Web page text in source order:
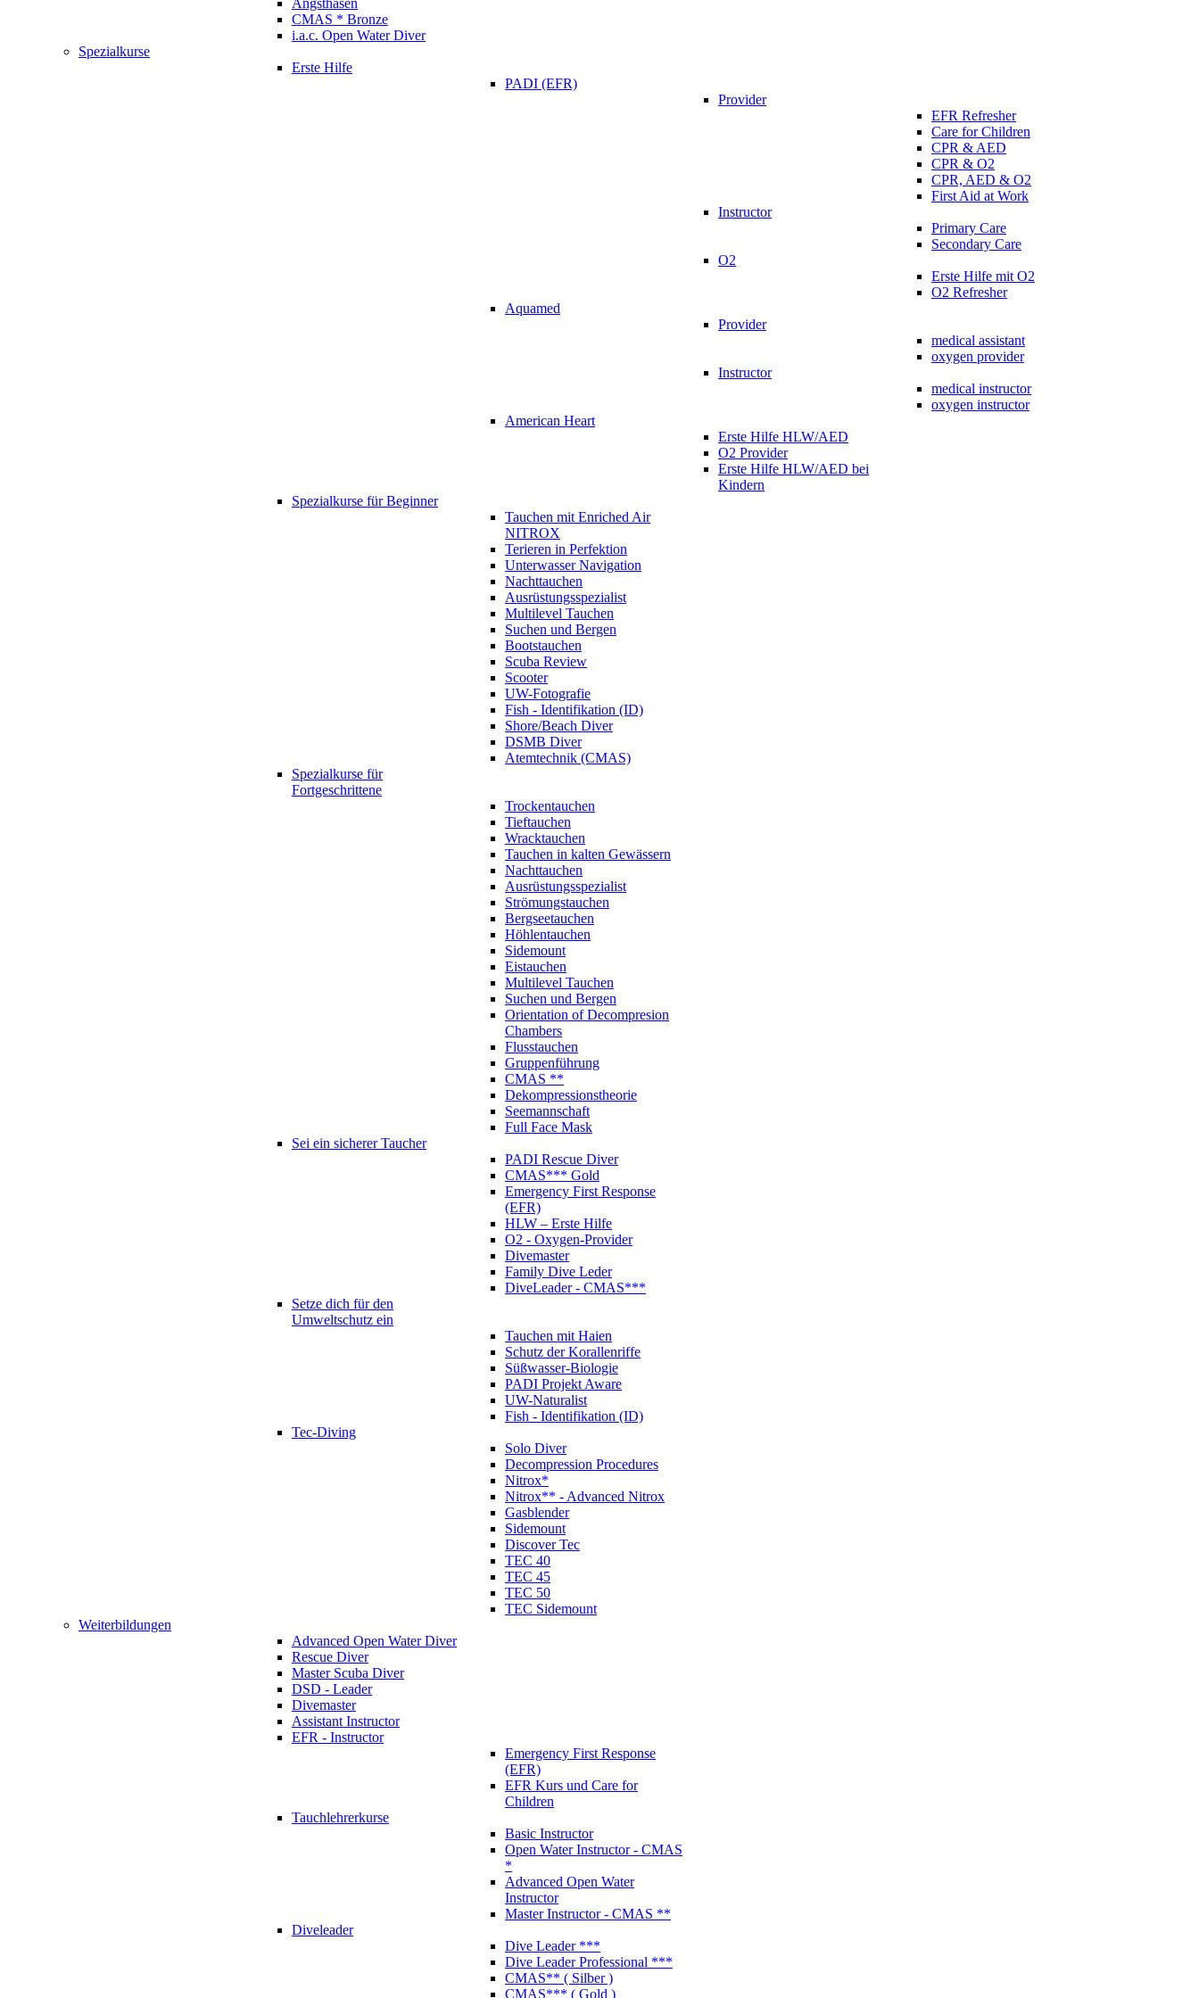
Angsthasen
CMAS * Bronze
i.a.c. Open Water Diver
Spezialkurse
Erste Hilfe
PADI (EFR)
Provider
EFR Refresher
Care for Children
CPR & AED
CPR & O2
CPR, AED & O2
First Aid at Work
Instructor
Primary Care
Secondary Care
O2
Erste Hilfe mit O2
O2 Refresher
Aquamed
Provider
medical assistant
oxygen provider
Instructor
medical instructor
oxygen instructor
American Heart
Erste Hilfe HLW/AED
O2 Provider
Erste Hilfe HLW/AED bei
Kindern
Spezialkurse für Beginner
Tauchen mit Enriched Air
NITROX
Terieren in Perfektion
Unterwasser Navigation
Nachttauchen
Ausrüstungsspezialist
Multilevel Tauchen
Suchen und Bergen
Bootstauchen
Scuba Review
Scooter
UW-Fotografie
Fish - Identifikation (ID)
Shore/Beach Diver
DSMB Diver
Atemtechnik (CMAS)
Spezialkurse für
Fortgeschrittene
Trockentauchen
Tieftauchen
Wracktauchen
Tauchen in kalten Gewässern
Nachttauchen
Ausrüstungsspezialist
Strömungstauchen
Bergseetauchen
Höhlentauchen
Sidemount
Eistauchen
Multilevel Tauchen
Suchen und Bergen
Orientation of Decompresion
Chambers
Flusstauchen
Gruppenführung
CMAS **
Dekompressionstheorie
Seemannschaft
Full Face Mask
Sei ein sicherer Taucher
PADI Rescue Diver
CMAS*** Gold
Emergency First Response
(EFR)
HLW – Erste Hilfe
O2 - Oxygen-Provider
Divemaster
Family Dive Leder
DiveLeader - CMAS***
Setze dich für den
Umweltschutz ein
Tauchen mit Haien
Schutz der Korallenriffe
Süßwasser-Biologie
PADI Projekt Aware
UW-Naturalist
Fish - Identifikation (ID)
Tec-Diving
Solo Diver
Decompression Procedures
Nitrox*
Nitrox** - Advanced Nitrox
Gasblender
Sidemount
Discover Tec
TEC 40
TEC 45
TEC 50
TEC Sidemount
Weiterbildungen
Advanced Open Water Diver
Rescue Diver
Master Scuba Diver
DSD - Leader
Divemaster
Assistant Instructor
EFR - Instructor
Emergency First Response
(EFR)
EFR Kurs und Care for
Children
Tauchlehrerkurse
Basic Instructor
Open Water Instructor - CMAS
*
Advanced Open Water
Instructor
Master Instructor - CMAS **
Diveleader
Dive Leader ***
Dive Leader Professional ***
CMAS** ( Silber )
CMAS*** ( Gold )